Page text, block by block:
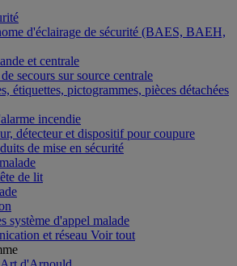
d'éclairage de sécurité (BAES, BAEH,
et centrale
secours sur source centrale
étiquettes, pictogrammes, pièces détachées
incendie
détecteur et dispositif pour coupure
de mise en sécurité
de lit
système d'appel malade
et réseau Voir tout